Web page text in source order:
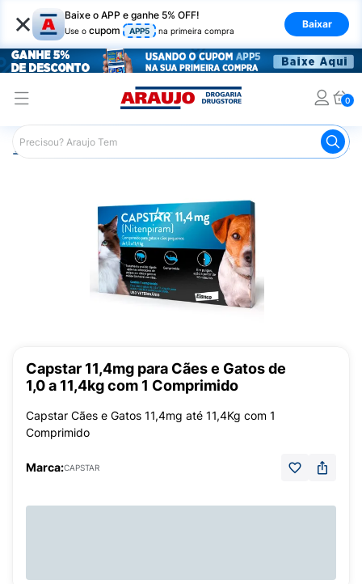
× Baixe o APP e ganhe 5% OFF!
Use o cupom APP5 na primeira compra
Baixar
0
Araujo Pet Shop Antipulgas e Parasitas
Capstar 11,4mg para Cães e Gatos de
1,0 a 11,4kg com 1 Comprimido
Capstar Cães e Gatos 11,4mg até 11,4Kg com 1
Comprimido
Marca:CAPSTAR